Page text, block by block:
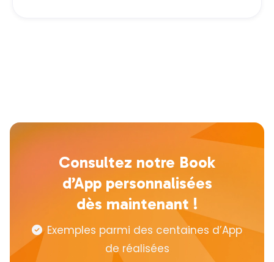
Consultez notre Book
d’App personnalisées
dès maintenant !
 Exemples parmi des centaines d’App
de réalisées